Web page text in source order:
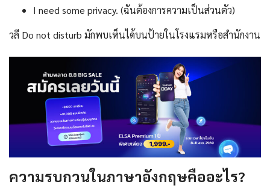
I need some privacy. (ฉันต้องการความเป็นส่วนตัว)
วลี Do not disturb มักพบเห็นได้บนป้ายในโรงแรมหรือสำนักงาน
ความรบกวนในภาษาอังกฤษคืออะไร?